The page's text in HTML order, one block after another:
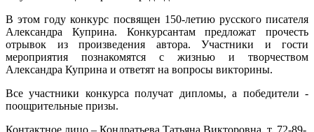
В этом году конкурс посвящен 150-летию русского писателя
Александра Куприна. Конкурсантам предложат прочесть
отрывок из произведения автора. Участники и гости
мероприятия познакомятся с жизнью и творчеством
Александра Куприна и ответят на вопросы викторины.
Все участники конкурса получат дипломы, а победители -
поощрительные призы.
Контактное лицо – Кондратьева Татьяна Викторовна, т. 72-89-